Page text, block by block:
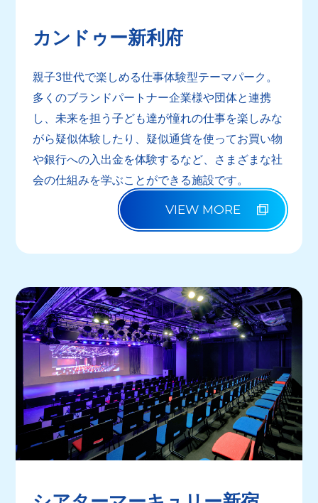
カンドゥー新利府
親子3世代で楽しめる仕事体験型テーマパーク。
多くのブランドパートナー企業様や団体と連携
し、未来を担う子ども達が憧れの仕事を楽しみな
がら疑似体験したり、疑似通貨を使ってお買い物
や銀行への入出金を体験するなど、さまざまな社
会の仕組みを学ぶことができる施設です。
VIEW MORE